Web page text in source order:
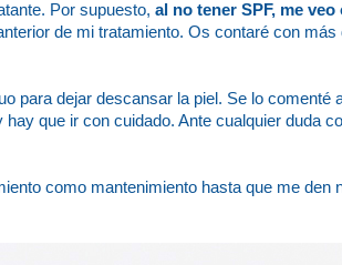
Por supuesto, al no tener SPF, me veo
de mi tratamiento. Os contaré con más
para dejar descansar la piel. Se lo comenté
hay que ir con cuidado. Ante cualquier duda
como mantenimiento hasta que me den